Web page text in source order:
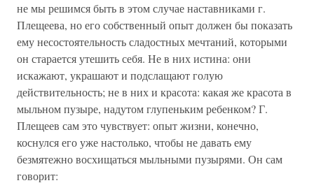
не мы решимся быть в этом случае наставниками г.
Плещеева, но его собственный опыт должен бы показать
ему несостоятельность сладостных мечтаний, которыми
он старается утешить себя. Не в них истина: они
искажают, украшают и подслащают голую
действительность; не в них и красота: какая же красота в
мыльном пузыре, надутом глупеньким ребенком? Г.
Плещеев сам это чувствует: опыт жизни, конечно,
коснулся его уже настолько, чтобы не давать ему
безмятежно восхищаться мыльными пузырями. Он сам
говорит: